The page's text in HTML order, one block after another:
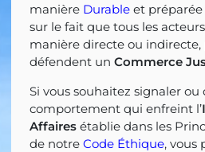
manière Durableet préparée
sur le fait que tous les
manière directe ou
défendent un Commerce
Si vous souhaitez signaler ou
comportement qui enfreint l’
Affairesétablie dans les
de notre Code Éthique, vous